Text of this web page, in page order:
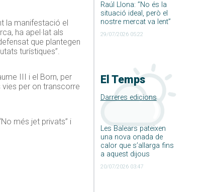
Raúl Llona: ”No és la
situació ideal, però el
nostre mercat va lent”
29/07/2026 05:22
El Temps
Darreres edicions
Les Balears pateixen
una nova onada de
calor que s’allarga fins
a aquest dijous
20/07/2026 03:47
la manifestació el
ha apel·lat als
que plantegen
turístiques”.
III i el Born, per
vies per on transcorre
més jet privats” i